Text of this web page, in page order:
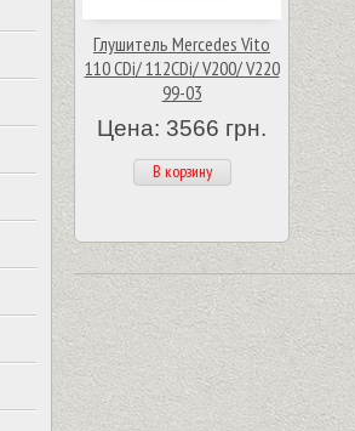
Глушитель Mercedes Vito
110 CDi/ 112CDi/ V200/ V220
99-03
Цена: 3566 грн.
В корзину